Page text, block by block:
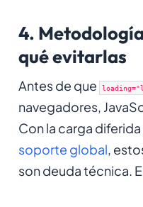
4.
qué evitarlas
Antes de que
navegadores,
Con la carga diferida
soporte global,
son deuda técnica.